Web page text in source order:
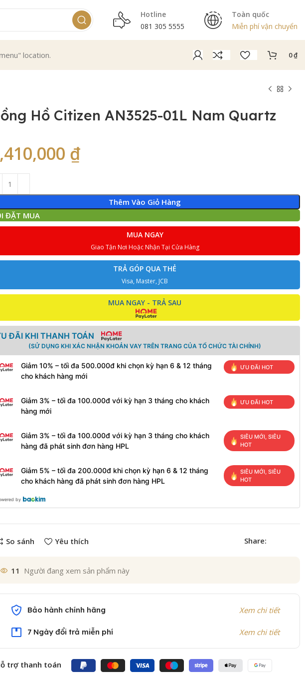
Hotline
081 305 5555
Toàn quốc
Miễn phí vận chuyển
location. 0₫
Hồ Citizen AN3525-01L Nam Quartz
₫
Thêm Vào Giỏ Hàng
ĐẶT MUA
MUA NGAY
Giao Tận Nơi Hoặc Nhận Tại Cửa Hàng
TRẢ GÓP QUA THẺ
Visa, Master, JCB
MUA NGAY - TRẢ SAU
ĐÃI KHI THANH TOÁN
(SỬ DỤNG KHI XÁC NHẬN KHOẢN VAY TRÊN TRANG CỦA TỔ CHỨC TÀI CHÍNH)
Giảm 10% – tối đa 500.000đ khi chọn kỳ hạn 6 & 12 tháng
cho khách hàng mới
ƯU ĐÃI HOT
Giảm 3% – tối đa 100.000đ với kỳ hạn 3 tháng cho khách
hàng mới
ƯU ĐÃI HOT
Giảm 3% – tối đa 100.000đ với kỳ hạn 3 tháng cho khách
hàng đã phát sinh đơn hàng HPL
SIÊU MỚI, SIÊU
HOT
Giảm 5% – tối đa 200.000đ khi chọn kỳ hạn 6 & 12 tháng
cho khách hàng đã phát sinh đơn hàng HPL
SIÊU MỚI, SIÊU
HOT
by
So sánh Yêu thích Share:
11 Người đang xem sản phẩm này
Bảo hành chính hãng Xem chi tiết
7 Ngày đổi trả miễn phí Xem chi tiết
trợ thanh toán